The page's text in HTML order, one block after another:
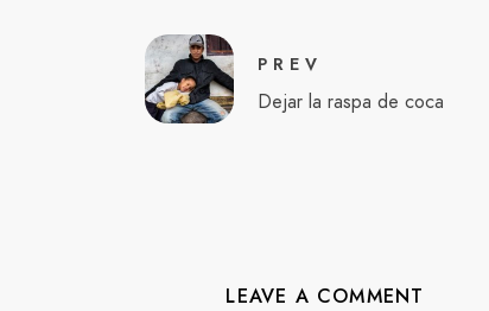
PREV
Dejar la raspa de coca
LEAVE A COMMENT